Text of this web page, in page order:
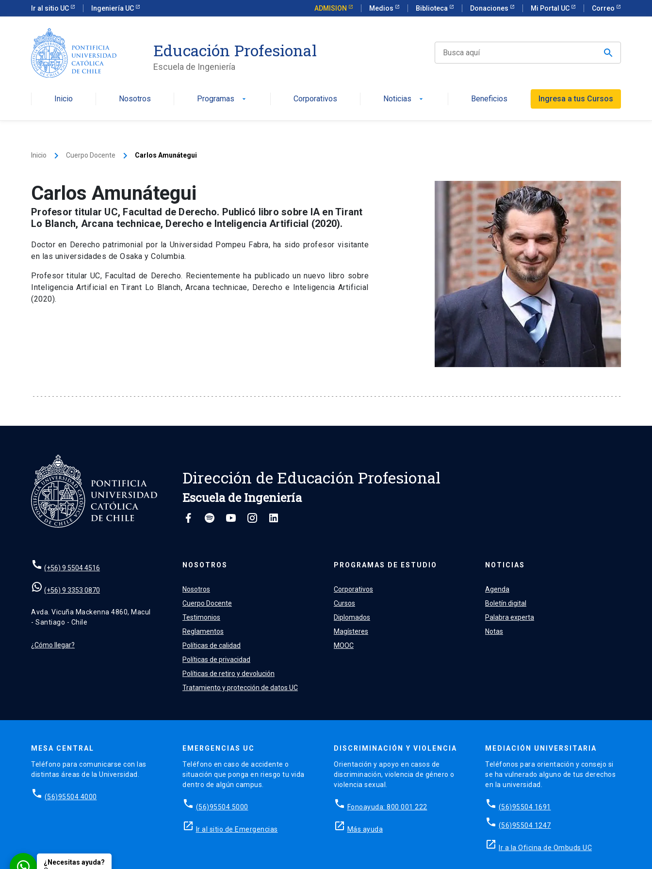
Ir al sitio UC Ingeniería UC ADMISION Medios Biblioteca Donaciones Mi Portal UC Correo
Educación Profesional
Escuela de Ingeniería
Inicio Nosotros Programas arrow_drop_down Corporativos Noticias arrow_drop_down Beneficios Ingresa a tus Cursos
Inicio keyboard_arrow_right Cuerpo Docente keyboard_arrow_right Carlos Amunátegui
Carlos Amunátegui
Profesor titular UC, Facultad de Derecho. Publicó libro sobre IA en Tirant
Lo Blanch, Arcana technicae, Derecho e Inteligencia Artificial (2020).
Doctor en Derecho patrimonial por la Universidad Pompeu Fabra, ha sido profesor visitante
en las universidades de Osaka y Columbia.
Profesor titular UC, Facultad de Derecho. Recientemente ha publicado un nuevo libro sobre
Inteligencia Artificial en Tirant Lo Blanch, Arcana technicae, Derecho e Inteligencia Artificial
(2020).
Dirección de Educación Profesional
Escuela de Ingeniería
(+56) 9 5504 4516
(+56) 9 3353 0870
Avda. Vicuña Mackenna 4860, Macul
- Santiago - Chile
¿Cómo llegar?
NOSOTROS
Nosotros
Cuerpo Docente
Testimonios
Reglamentos
Políticas de calidad
Políticas de privacidad
Políticas de retiro y devolución
Tratamiento y protección de datos UC
PROGRAMAS DE ESTUDIO
Corporativos
Cursos
Diplomados
Magísteres
MOOC
NOTICIAS
Agenda
Boletín digital
Palabra experta
Notas
MESA CENTRAL
Teléfono para comunicarse con las
distintas áreas de la Universidad.
phone (56)95504 4000
EMERGENCIAS UC
Teléfono en caso de accidente o
situación que ponga en riesgo tu vida
dentro de algún campus.
phone (56)95504 5000
launch Ir al sitio de Emergencias
DISCRIMINACIÓN Y VIOLENCIA
Orientación y apoyo en casos de
discriminación, violencia de género o
violencia sexual.
phone Fonoayuda: 800 001 222
launch Más ayuda
MEDIACIÓN UNIVERSITARIA
Teléfonos para orientación y consejo si
se ha vulnerado alguno de tus derechos
en la universidad.
phone (56)95504 1691
phone (56)95504 1247
launch Ir a la Oficina de Ombuds UC
¿Necesitas ayuda?